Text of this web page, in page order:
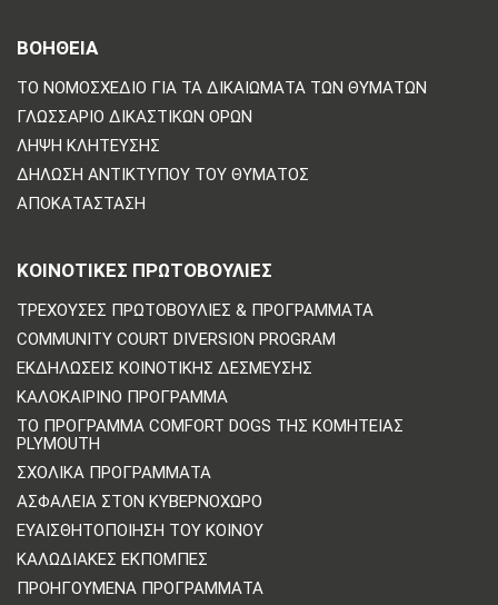
ΒΟΗΘΕΙΑ
ΤΟ ΝΟΜΟΣΧΈΔΙΟ ΓΙΑ ΤΑ ΔΙΚΑΙΏΜΑΤΑ ΤΩΝ ΘΥΜΆΤΩΝ
ΓΛΩΣΣΆΡΙΟ ΔΙΚΑΣΤΙΚΏΝ ΌΡΩΝ
ΛΉΨΗ ΚΛΉΤΕΥΣΗΣ
ΔΉΛΩΣΗ ΑΝΤΙΚΤΎΠΟΥ ΤΟΥ ΘΎΜΑΤΟΣ
ΑΠΟΚΑΤΆΣΤΑΣΗ
ΚΟΙΝΟΤΙΚΈΣ ΠΡΩΤΟΒΟΥΛΊΕΣ
ΤΡΈΧΟΥΣΕΣ ΠΡΩΤΟΒΟΥΛΊΕΣ & ΠΡΟΓΡΆΜΜΑΤΑ
COMMUNITY COURT DIVERSION PROGRAM
ΕΚΔΗΛΏΣΕΙΣ ΚΟΙΝΟΤΙΚΉΣ ΔΈΣΜΕΥΣΗΣ
ΚΑΛΟΚΑΙΡΙΝΌ ΠΡΌΓΡΑΜΜΑ
ΤΟ ΠΡΌΓΡΑΜΜΑ COMFORT DOGS ΤΗΣ ΚΟΜΗΤΕΊΑΣ
PLYMOUTH
ΣΧΟΛΙΚΆ ΠΡΟΓΡΆΜΜΑΤΑ
ΑΣΦΆΛΕΙΑ ΣΤΟΝ ΚΥΒΕΡΝΟΧΏΡΟ
ΕΥΑΙΣΘΗΤΟΠΟΊΗΣΗ ΤΟΥ ΚΟΙΝΟΎ
ΚΑΛΩΔΙΑΚΈΣ ΕΚΠΟΜΠΈΣ
ΠΡΟΗΓΟΎΜΕΝΑ ΠΡΟΓΡΆΜΜΑΤΑ